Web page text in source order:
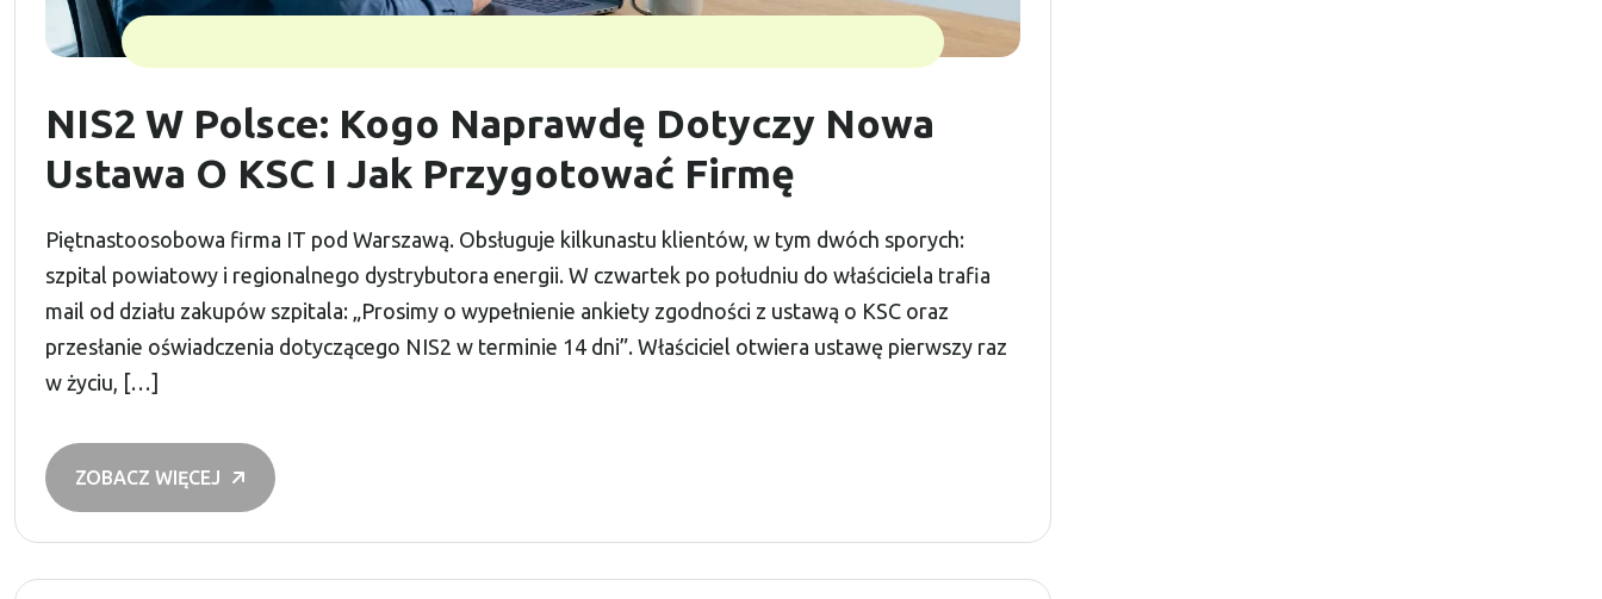
NIS2 W Polsce: Kogo Naprawdę Dotyczy Nowa
Ustawa O KSC I Jak Przygotować Firmę
Piętnastoosobowa firma IT pod Warszawą. Obsługuje kilkunastu klientów, w tym dwóch sporych:
szpital powiatowy i regionalnego dystrybutora energii. W czwartek po południu do właściciela trafia
mail od działu zakupów szpitala: „Prosimy o wypełnienie ankiety zgodności z ustawą o KSC oraz
przesłanie oświadczenia dotyczącego NIS2 w terminie 14 dni”. Właściciel otwiera ustawę pierwszy raz
w życiu, […]
ZOBACZ WIĘCEJ